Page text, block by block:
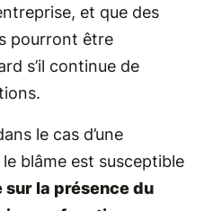
et que des
pourront être
s’il continue de
le cas d’une
blâme est susceptible
sur la présence du